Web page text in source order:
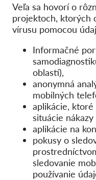
Veľa sa hovorí o
projektoch, ktorých
vírusu pomocou
Informačné
oblastí),
anonymná
mobilných
aplikácie, ktoré
situácie
aplikácie na
pokusy o
sledovanie
používanie